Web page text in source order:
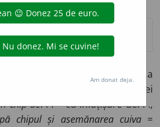
Față, obraz, figură. ♦ Expresie a
Înfățișarea sau aspectul unei
chip de. . . = cu infățișare de. . .,
chipul și asemănarea cuiva=
Am donat deja.